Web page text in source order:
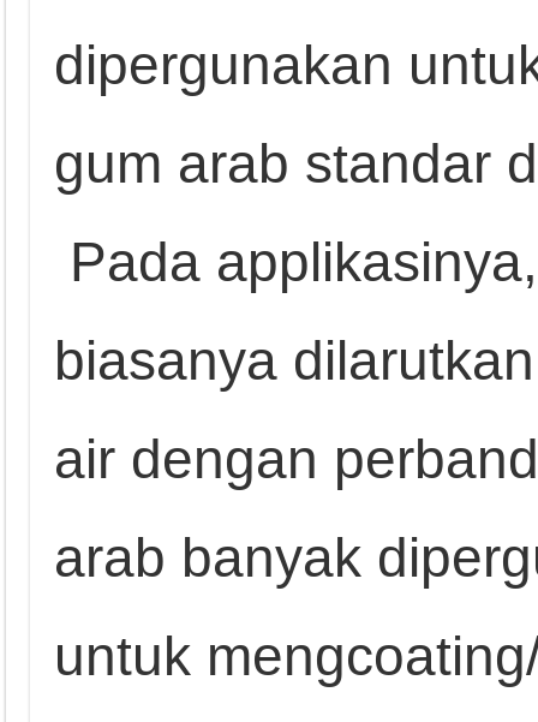
dipergunakan
gum arab standar
Pada
biasanya
air dengan
arab banyak
untuk